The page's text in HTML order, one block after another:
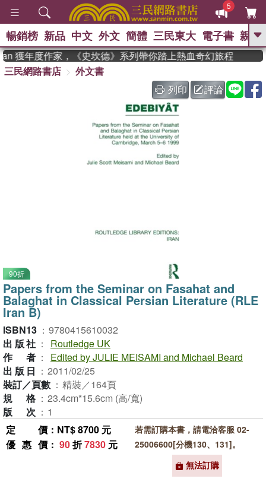
5
GO
、 如果歷史是一群喵 、 暑期
國際布克獎 臺灣漫遊錄 、 方
念華 、 台灣的李登輝時代
孩：黎曼猜想 、
暢銷榜 新品 中文 外文 簡體 三民東大 電子書 親子
獲年度作家，《史坎德》系列帶你踏上熱血奇幻旅程
三民網路書店
外文書
列印
評論
90折
Papers from the Seminar on Fasahat and
Balaghat in Classical Persian Literature (RLE
Iran B)
ISBN13 ： 9780415610032
出版社 ：
Routledge UK
作者 ：
Edited by JULIE MEISAMI and Michael Beard
出版日 ： 2011/02/25
裝訂／頁數 ： 精裝／164頁
規格 ： 23.4cm*15.6cm (高/寬)
版次 ： 1
定價 ：NT$ 8700 元
優惠價 ： 90折7830 元
若需訂購本書，請電洽客服 02-
25006600[分機130、131]。
無法訂購